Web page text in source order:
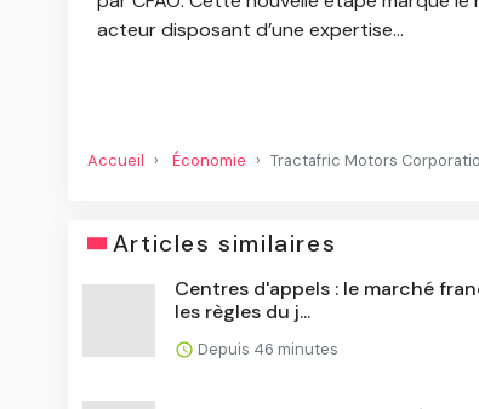
acteur disposant d’une expertise...
Accueil Économie Tractafric Motors
Articles similaires
Centres d'appels : le marché
les règles du j...
Depuis 46 minutes